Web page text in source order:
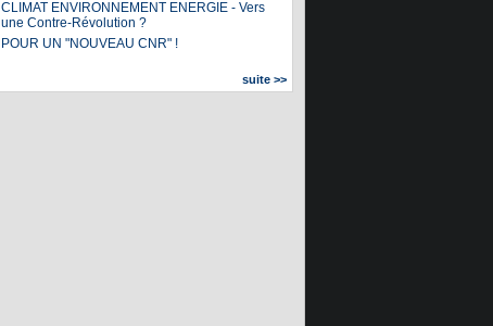
CLIMAT ENVIRONNEMENT ENERGIE - Vers
une Contre-Révolution ?
POUR UN "NOUVEAU CNR" !
suite >>